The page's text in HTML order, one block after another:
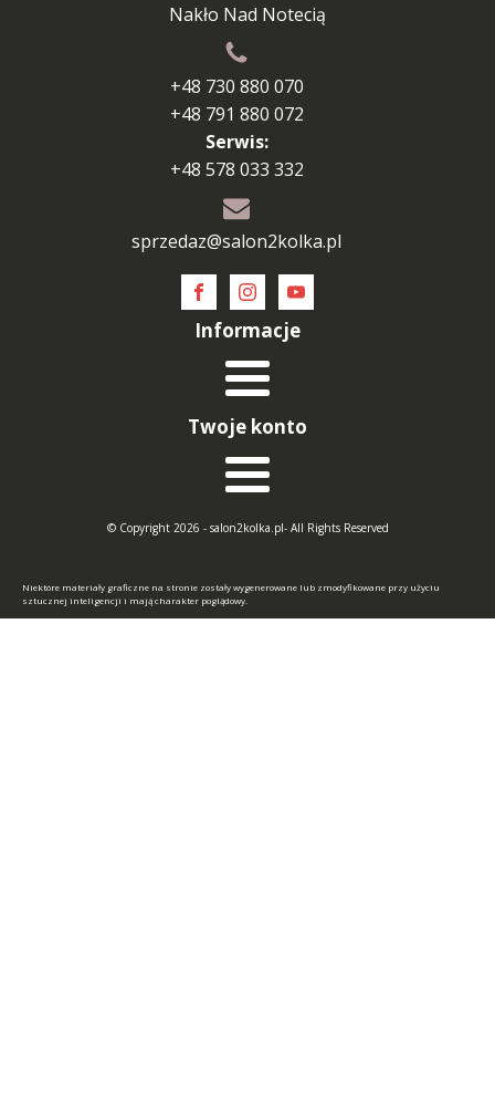
Nakło Nad Notecią
+48 730 880 070
+48 791 880 072
Serwis:
+48 578 033 332
sprzedaz@salon2kolka.pl
Informacje
Twoje konto
© Copyright 2026 - salon2kolka.pl- All Rights Reserved
Niektóre materiały graficzne na stronie zostały wygenerowane lub zmodyfikowane przy użyciu
sztucznej inteligencji i mają charakter poglądowy.